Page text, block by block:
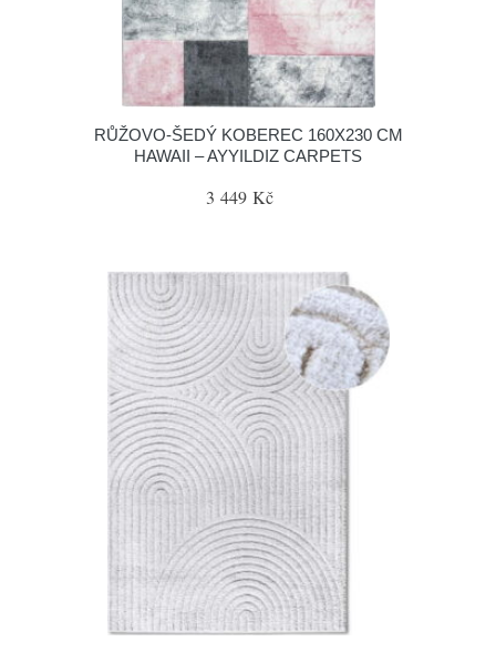
RŮŽOVO-ŠEDÝ KOBEREC 160X230 CM
HAWAII – AYYILDIZ CARPETS
3 449 Kč